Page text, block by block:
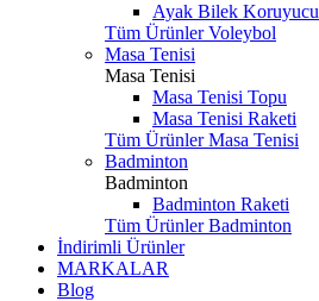
Ayak Bilek Koruyucu
Tüm Ürünler Voleybol
Masa Tenisi
Masa Tenisi
Masa Tenisi Topu
Masa Tenisi Raketi
Tüm Ürünler Masa Tenisi
Badminton
Badminton
Badminton Raketi
Tüm Ürünler Badminton
İndirimli Ürünler
MARKALAR
Blog